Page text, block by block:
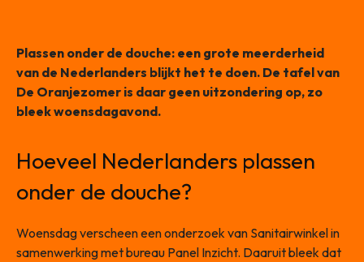
Plassen onder de douche: een grote meerderheid
van de Nederlanders blijkt het te doen. De tafel van
De Oranjezomer is daar geen uitzondering op, zo
bleek woensdagavond.
Hoeveel Nederlanders plassen
onder de douche?
Woensdag verscheen een onderzoek van Sanitairwinkel in
samenwerking met bureau Panel Inzicht. Daaruit bleek dat